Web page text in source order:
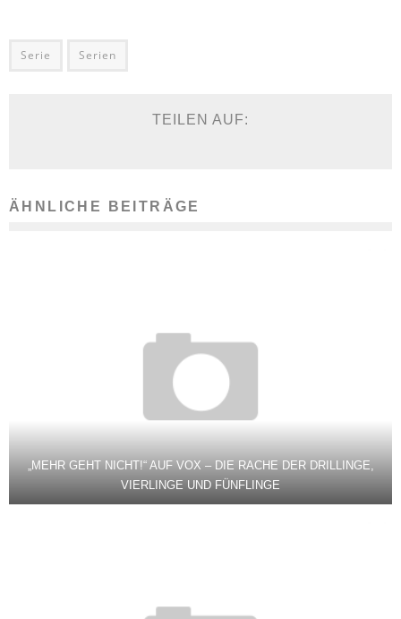
Serie Serien
TEILEN AUF:
ÄHNLICHE BEITRÄGE
„MEHR GEHT NICHT!“ AUF VOX – DIE RACHE DER DRILLINGE,
VIERLINGE UND FÜNFLINGE